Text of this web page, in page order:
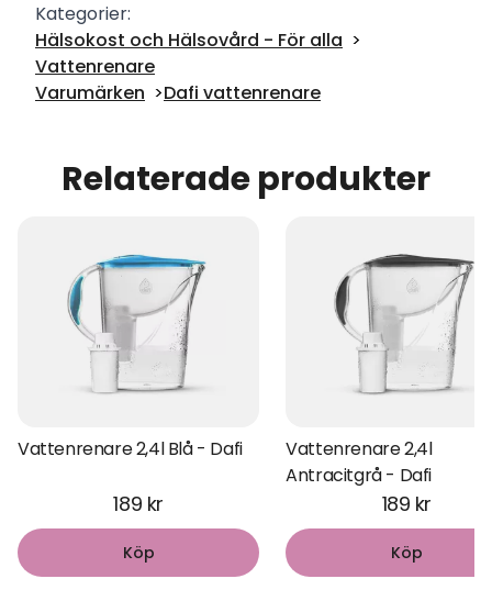
Kategorier:
Hälsokost och Hälsovård - För alla
Vattenrenare
Varumärken
Dafi vattenrenare
Relaterade produkter
Vattenrenare 2,4l Blå - Dafi
189 kr
Köp
Vattenrenare 2,4l
Antracitgrå - Dafi
189 kr
Köp